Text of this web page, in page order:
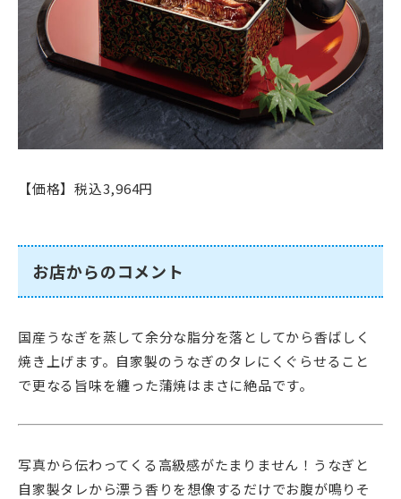
【価格】税込3,964円
お店からのコメント
国産うなぎを蒸して余分な脂分を落としてから香ばしく
焼き上げます。自家製のうなぎのタレにくぐらせること
で更なる旨味を纏った蒲焼はまさに絶品です。
写真から伝わってくる高級感がたまりません！うなぎと
自家製タレから漂う香りを想像するだけでお腹が鳴りそ